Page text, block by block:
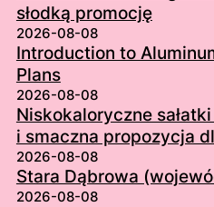
słodką promocję
2026-08-08
Introduction to
Plans
2026-08-08
Niskokaloryczne
i smaczna propozycja
2026-08-08
Stara Dąbrowa
2026-08-08